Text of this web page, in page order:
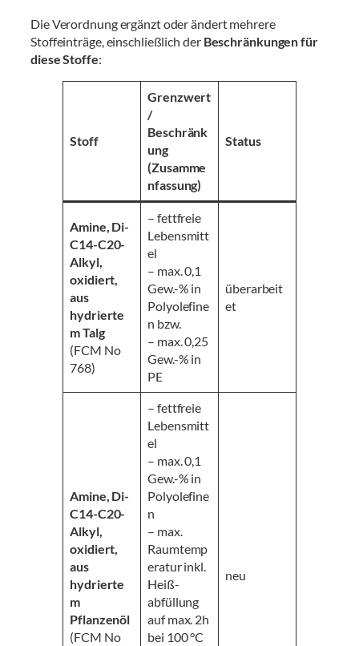
Die Verordnung ergänzt oder ändert mehrere
Stoffeinträge, einschließlich der Beschränkungen für
diese Stoffe:
Stoff
Grenzwert
/
Beschränk
ung
(Zusamme
nfassung)
Status
Amine, Di-
C14-C20-
Alkyl,
oxidiert,
aus
hydrierte
m Talg
(FCM No
768)
– fettfreie
Lebensmitt
el
– max. 0,1
Gew.-% in
Polyolefine
n bzw.
– max. 0,25
Gew.-% in
PE
überarbeit
et
Amine, Di-
C14-C20-
Alkyl,
oxidiert,
aus
hydrierte
m
Pflanzenöl
(FCM No
– fettfreie
Lebensmitt
el
– max. 0,1
Gew.-% in
Polyolefine
n
– max.
Raumtemp
eratur inkl.
Heiß-
abfüllung
auf max. 2h
bei 100 °C
neu